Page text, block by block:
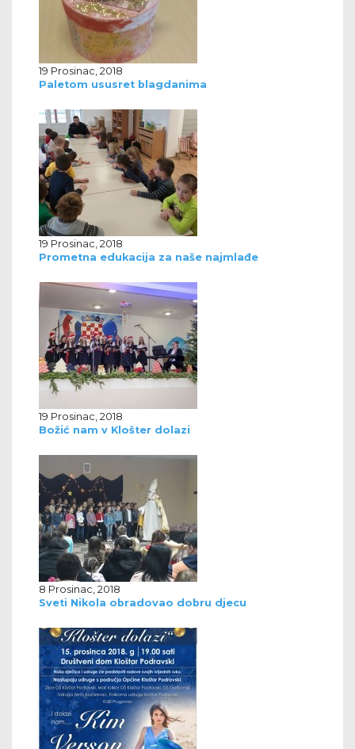
19 Prosinac, 2018
Paletom ususret blagdanima
19 Prosinac, 2018
Prometna edukacija za naše najmlađe
19 Prosinac, 2018
Božić nam v Klošter dolazi
8 Prosinac, 2018
Sveti Nikola obradovao dobru djecu